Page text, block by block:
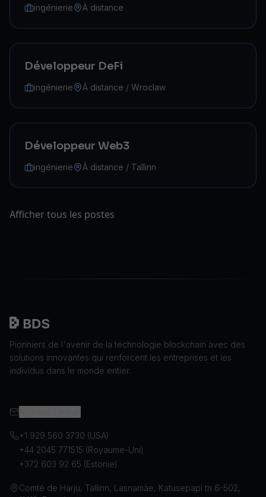
ingénierie À distance
Développeur DeFi
ingénierie À distance / Wroclaw
Développeur Web3
ingénierie À distance / Tallinn
Afficher tous les postes
Pionniers de l'avenir de la technologie blockchain avec des
solutions innovantes qui renforcent les entreprises et les
individus dans le monde entier.
+1 929 560 3730 (USA)
+44 2045 771515 (Royaume-Uni)
+372 603 92 65 (Estonie)
Comté de Harju, Tallinn, Lasnamäe, Katusepapi tn 6-502,